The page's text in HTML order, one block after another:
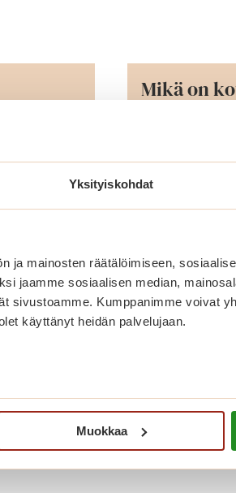
Yksityiskohdat
ja mainosten räätälöimiseen,
jaamme sosiaalisen median,
sivustoamme. Kumppanimme voivat
käyttänyt heidän palvelujaan.
Muokkaa
päivittäistä
Mikä on